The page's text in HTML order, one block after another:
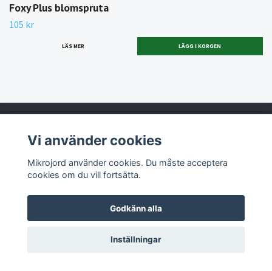
Foxy Plus blomspruta
105 kr
LÄS MER
Anmäl dig till vår nyhetsbrev
Vi använder cookies
Mikrojord använder cookies. Du måste acceptera
cookies om du vill fortsätta.
Godkänn alla
Inställningar